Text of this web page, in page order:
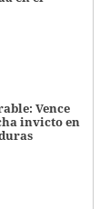
Vence
invicto en